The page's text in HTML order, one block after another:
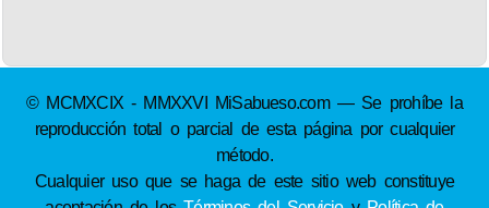
© MCMXCIX - MMXXVI MiSabueso.com — Se prohíbe la
reproducción total o parcial de esta página por cualquier
método.
Cualquier uso que se haga de este sitio web constituye